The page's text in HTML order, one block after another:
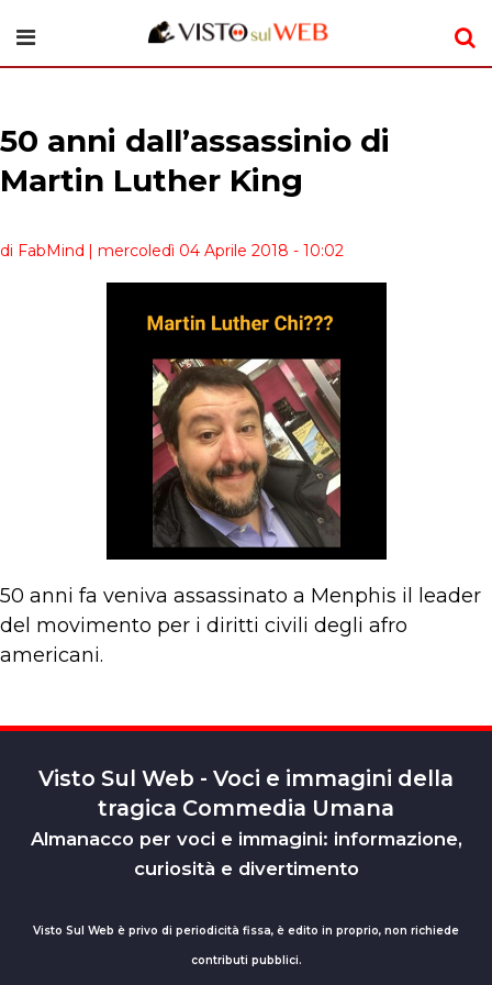
50 anni dall’assassinio di
Martin Luther King
di FabMind | mercoledì 04 Aprile 2018 - 10:02
50 anni fa veniva assassinato a Menphis il leader
del movimento per i diritti civili degli afro
americani.
Visto Sul Web - Voci e immagini della
tragica Commedia Umana
Almanacco per voci e immagini: informazione,
curiosità e divertimento
Visto Sul Web è privo di periodicità fissa, è edito in proprio, non richiede
contributi pubblici.